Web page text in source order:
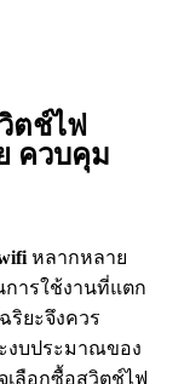
ตช์ไฟ
ควบคุม
หลากหลาย
ารใช้งานที่แตก
ริยะจึงควร
งบประมาณของ
เลือกซื้อสวิตช์ไฟ